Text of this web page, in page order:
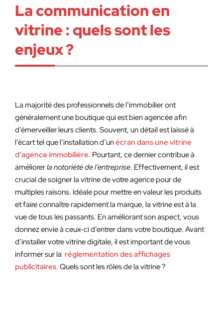
La communication en
vitrine : quels sont les
enjeux ?
La majorité des professionnels de l’immobilier ont
généralement une boutique qui est bien agencée afin
d’émerveiller leurs clients. Souvent, un détail est laissé à
l’écart tel que l’installation d’unécran dans une vitrine
d’agence immobilière. Pourtant, ce dernier contribue à
améliorerla notoriété de l’entreprise. Effectivement, il est
crucial de soigner la vitrine de votre agence pour de
multiples raisons. Idéale pour mettre en valeur les produits
et faire connaître rapidement la marque, la vitrine est à la
vue de tous les passants. En améliorant son aspect, vous
donnez envie à ceux-ci d’entrer dans votre boutique. Avant
d’installer votre vitrine digitale, il est important de vous
informer sur la réglementation des affichages
publicitaires. Quels sont les rôles de la vitrine ?